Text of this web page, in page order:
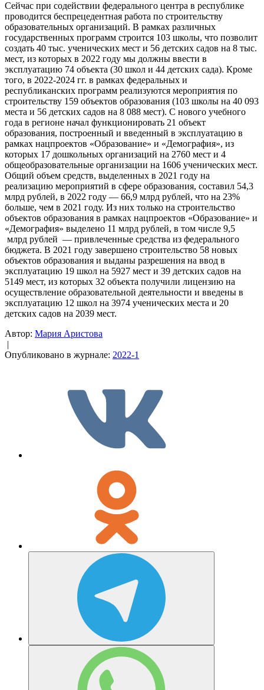
Сейчас при содействии федерального центра в республике
проводится беспрецедентная работа по строительству
образовательных организаций. В рамках различных
государственных программ строится 103 школы, что позволит
создать 40 тыс. ученических мест и 56 детских садов на 8 тыс.
мест, из которых в 2022 году мы должны ввести в
эксплуатацию 74 объекта (30 школ и 44 детских сада). Кроме
того, в 2022-2024 гг. в рамках федеральных и
республиканских программ реализуются мероприятия по
строительству 159 объектов образования (103 школы на 40 093
места и 56 детских садов на 8 088 мест). С нового учебного
года в регионе начал функционировать 21 объект
образования, построенный и введенный в эксплуатацию в
рамках нацпроектов «Образование» и «Демография», из
которых 17 дошкольных организаций на 2760 мест и 4
общеобразовательные организации на 1606 ученических мест.
Общий объем средств, выделенных в 2021 году на
реализацию мероприятий в сфере образования, составил 54,3
млрд рублей, в 2022 году — 66,9 млрд рублей, что на 23%
больше, чем в 2021 году. Из них только на строительство
объектов образования в рамках нацпроектов «Образование» и
«Демография» выделено 11 млрд рублей, в том числе 9,5
млрд рублей — привлеченные средства из федерального
бюджета. В 2021 году завершено строительство 58 новых
объектов образования и выданы разрешения на ввод в
эксплуатацию 19 школ на 5927 мест и 39 детских садов на
5149 мест, из которых 32 объекта получили лицензию на
осуществление образовательной деятельности и введены в
эксплуатацию 12 школ на 3974 ученических места и 20
детских садов на 2039 мест.
Автор: Мария Аристова
|
Опубликовано в журнале: 2022-1